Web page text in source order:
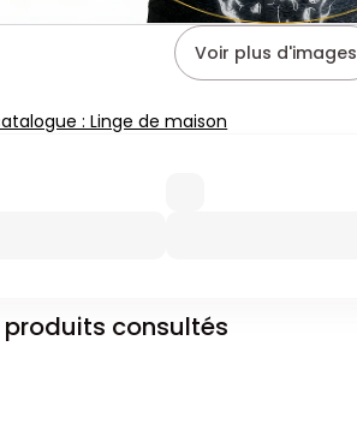
Voir plus d'images
: Linge de maison
produits consultés